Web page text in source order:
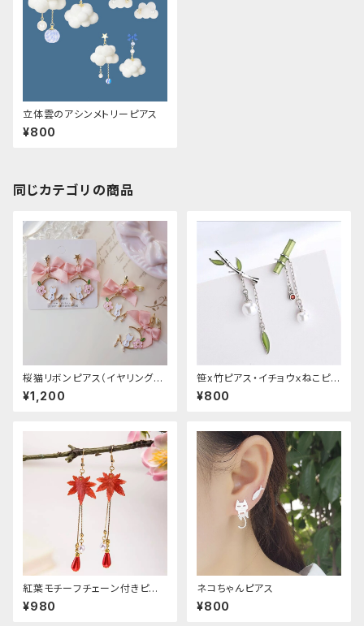
立体雲のアシンメトリーピアス
¥800
同じカテゴリの商品
桜猫リボンピアス（イヤリング変
更可能
¥1,200
笹x竹ピアス・イチョウｘねこピア
ス
¥800
紅葉モチーフチェーン付きピア
ス
¥980
ネコちゃんピアス
¥800